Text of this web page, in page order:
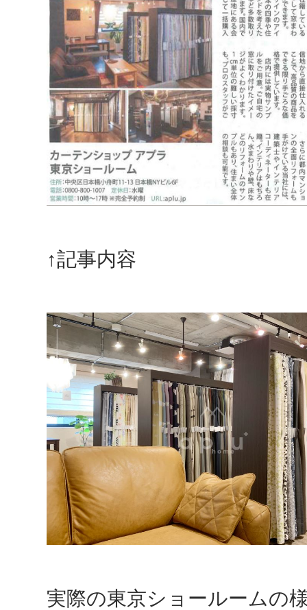
↑記事内容
実際の東京ショールームの